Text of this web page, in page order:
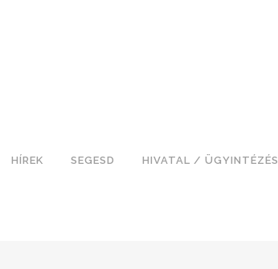
HÍREK SEGESD HIVATAL / ÜGYINTÉZÉS